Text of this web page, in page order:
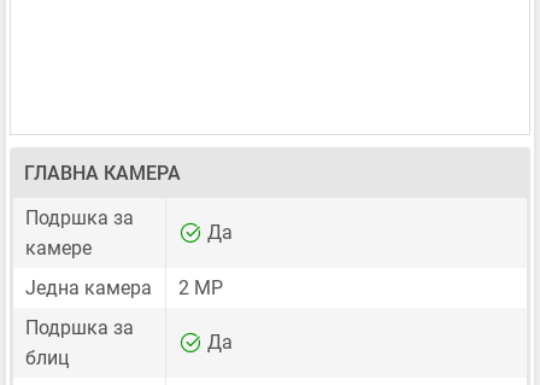
ГЛАВНА КАМЕРА
Подршка за
камере
Да
Једна камера
2 MP
Подршка за
блиц
Да